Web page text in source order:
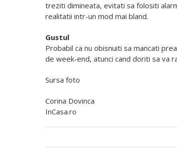
treziti dimineata, evitati sa folositi
realitatii intr-un mod mai bland.
Gustul
Probabil ca nu obisnuiti sa mancati
de week-end, atunci cand doriti sa va
Sursa foto
Corina Dovinca
InCasa.ro